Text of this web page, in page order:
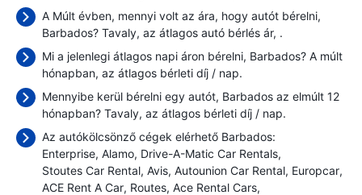
A Múlt évben, mennyi volt az ára, hogy autót bérelni,
Barbados? Tavaly, az átlagos autó bérlés ár, .
Mi a jelenlegi átlagos napi áron bérelni, Barbados? A múlt
hónapban, az átlagos bérleti díj / nap.
Mennyibe kerül bérelni egy autót, Barbados az elmúlt 12
hónapban? Tavaly, az átlagos bérleti díj / nap.
Az autókölcsönző cégek elérhető Barbados:
Enterprise Alamo Drive-A-Matic Car Rentals
Stoutes Car Rental Avis Autounion Car Rental Europcar
ACE Rent A Car Routes Ace Rental Cars